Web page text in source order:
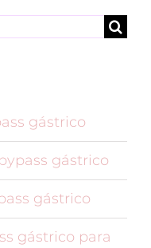
gástrico
gástrico
gástrico
gástrico para